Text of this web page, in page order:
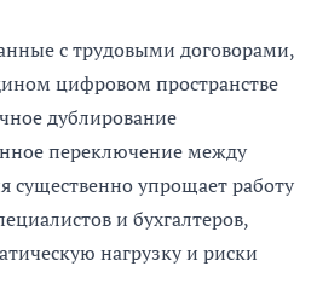
с трудовыми договорами,
цифровом пространстве
дублирование
переключение между
существенно упрощает работу
и бухгалтеров,
нагрузку и риски